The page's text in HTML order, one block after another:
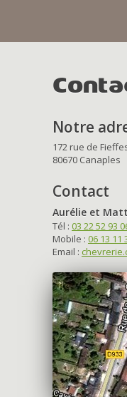
Notre
172 rue de
80670 Canaples
Contact
Aurélie et
Tél : 03 22 52 93
Mobile : 06 13 11
Email :